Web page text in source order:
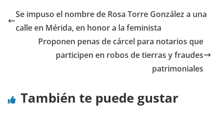
Se impuso el nombre de Rosa Torre González a una
calle en Mérida, en honor a la feminista
Proponen penas de cárcel para notarios que
participen en robos de tierras y fraudes
patrimoniales
También te puede gustar